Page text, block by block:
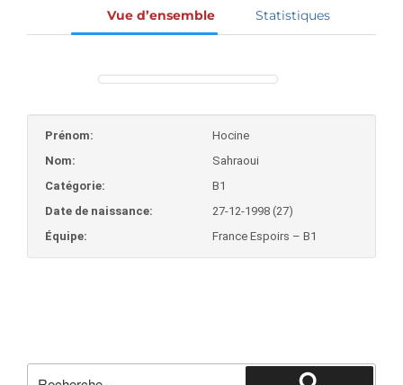
Vue d’ensemble Statistiques
Prénom:
Hocine
Nom:
Sahraoui
Catégorie:
B1
Date de naissance:
27-12-1998 (27)
Équipe:
France Espoirs – B1